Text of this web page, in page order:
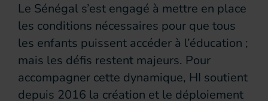
Le Sénégal s’est engagé à mettre en place
les conditions nécessaires pour que tous
les enfants puissent accéder à l’éducation ;
mais les défis restent majeurs. Pour
accompagner cette dynamique, HI soutient
depuis 2016 la création et le déploiement